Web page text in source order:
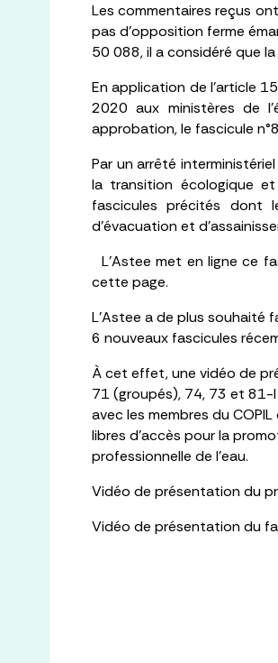
Les commentaires reçus
pas d’opposition ferme
50 088, il a considéré que
En application de l’article
2020 aux ministères de
approbation, le fascicule
Par un arrêté
la transition écologique
fascicules précités dont
d’évacuation et
L’Astee met en ligne ce
cette page.
L’Astee a de plus souhaité
6 nouveaux fascicules
À cet effet, une vidéo de
71 (groupés), 74, 73 et 81-
avec les membres du
libres d’accès pour la
professionnelle de l’eau.
Vidéo de présentation du
Vidéo de présentation du